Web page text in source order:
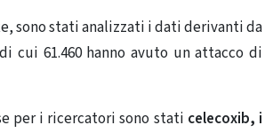
sono stati analizzati i dati derivanti da
cui 61.460 hanno avuto un attacco di
per i ricercatori sono stati celecoxib, i